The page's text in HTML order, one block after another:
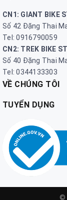
CN1: GIANT BIKE
Số 42 Đặng Thai
Tel: 0916790059
CN2: TREK BIKE
Số 40 Đặng Thai
Tel: 0344133303
VỀ CHÚNG TÔI
TUYỂN DỤNG
©